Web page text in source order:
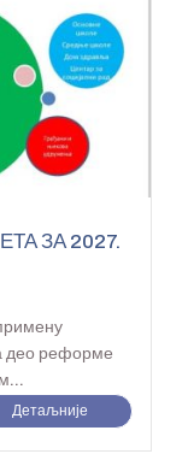
ЗА 2027.
део реформе
Детаљније